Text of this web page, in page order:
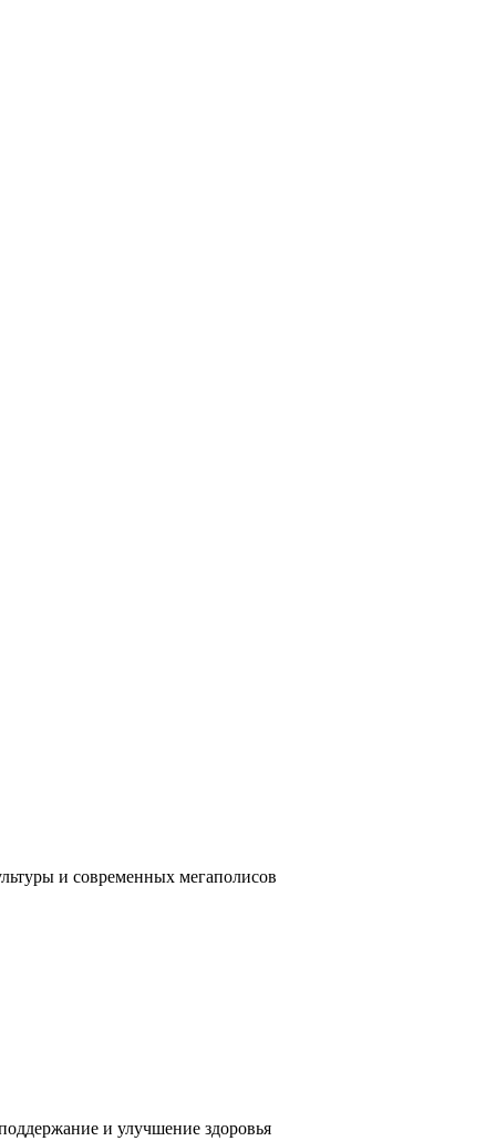
и современных мегаполисов
и улучшение здоровья